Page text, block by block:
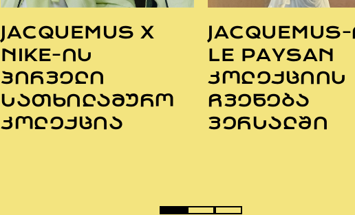
JACQUEMUS X
NIKE-ᲘᲡ
ᲞᲘᲠᲕᲔᲚᲘ
ᲡᲐᲗᲮᲘᲚᲐᲛᲣᲠᲝ
ᲙᲝᲚᲔᲥᲪᲘᲐ
LE PAYSAN
ᲙᲝᲚᲔᲥᲪᲘᲘᲡ
ᲩᲕᲔᲜᲔᲑᲐ
ᲕᲔᲠᲡᲐᲚᲨᲘ